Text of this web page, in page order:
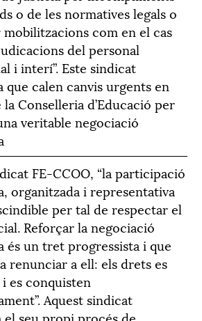
o de les normatives legals o
com en el cas
del personal
i interí”. Este sindicat
que calen canvis urgents en
la Conselleria d’Educació per
veritable negociació
FE-CCOO, “la participació
organitzada i representativa
per tal de respectar el
Reforçar la negociació
és un tret progressista i que
renunciar a ell: els drets es
es conquisten
Aquest sindicat
el seu propi procés de